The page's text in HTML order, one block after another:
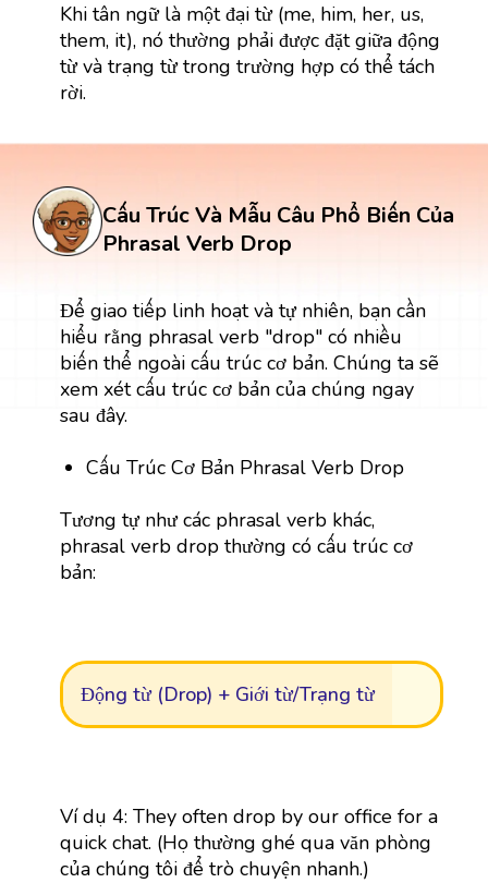
Khi tân ngữ là một đại từ (me, him, her, us,
them, it), nó thường phải được đặt giữa động
từ và trạng từ trong trường hợp có thể tách
rời.
Cấu Trúc Và Mẫu Câu Phổ Biến Của
Phrasal Verb Drop
Để giao tiếp linh hoạt và tự nhiên, bạn cần
hiểu rằng phrasal verb "drop" có nhiều
biến thể ngoài cấu trúc cơ bản. Chúng ta sẽ
xem xét cấu trúc cơ bản của chúng ngay
sau đây.
Cấu Trúc Cơ Bản Phrasal Verb Drop
Tương tự như các phrasal verb khác,
phrasal verb drop thường có cấu trúc cơ
bản:
Động từ (Drop) + Giới từ/Trạng từ
Ví dụ 4: They often drop by our office for a
quick chat. (Họ thường ghé qua văn phòng
của chúng tôi để trò chuyện nhanh.)